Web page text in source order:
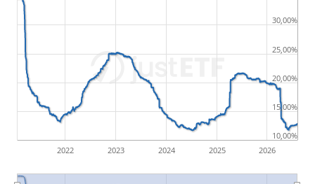
2022 2023 2024 2025 2026
10,00%
15,00%
20,00%
25,00%
30,00%